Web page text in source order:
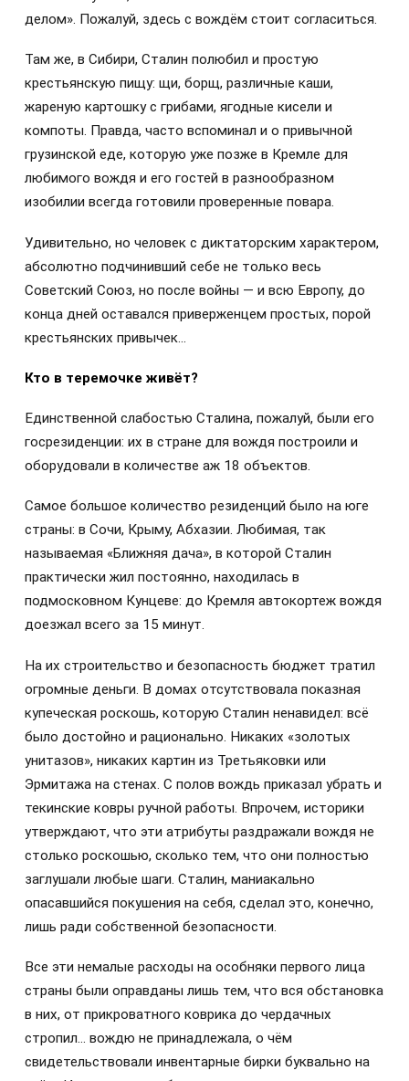
делом». Пожалуй, здесь с вождём стоит согласиться.
Там же, в Сибири, Сталин полюбил и простую
крестьянскую пищу: щи, борщ, различные каши,
жареную картошку с грибами, ягодные кисели и
компоты. Правда, часто вспоминал и о привычной
грузинской еде, которую уже позже в Кремле для
любимого вождя и его гостей в разнообразном
изобилии всегда готовили проверенные повара.
Удивительно, но человек с диктаторским характером,
абсолютно подчинивший себе не только весь
Советский Союз, но после войны — и всю Европу, до
конца дней оставался приверженцем простых, порой
крестьянских привычек…
Кто в теремочке живёт?
Единственной слабостью Сталина, пожалуй, были его
госрезиденции: их в стране для вождя построили и
оборудовали в количестве аж 18 объектов.
Самое большое количество резиденций было на юге
страны: в Сочи, Крыму, Абхазии. Любимая, так
называемая «Ближняя дача», в которой Сталин
практически жил постоянно, находилась в
подмосковном Кунцеве: до Кремля автокортеж вождя
доезжал всего за 15 минут.
На их строительство и безопасность бюджет тратил
огромные деньги. В домах отсутствовала показная
купеческая роскошь, которую Сталин ненавидел: всё
было достойно и рационально. Никаких «золотых
унитазов», никаких картин из Третьяковки или
Эрмитажа на стенах. С полов вождь приказал убрать и
текинские ковры ручной работы. Впрочем, историки
утверждают, что эти атрибуты раздражали вождя не
столько роскошью, сколько тем, что они полностью
заглушали любые шаги. Сталин, маниакально
опасавшийся покушения на себя, сделал это, конечно,
лишь ради собственной безопасности.
Все эти немалые расходы на особняки первого лица
страны были оправданы лишь тем, что вся обстановка
в них, от прикроватного коврика до чердачных
стропил… вождю не принадлежала, о чём
свидетельствовали инвентарные бирки буквально на